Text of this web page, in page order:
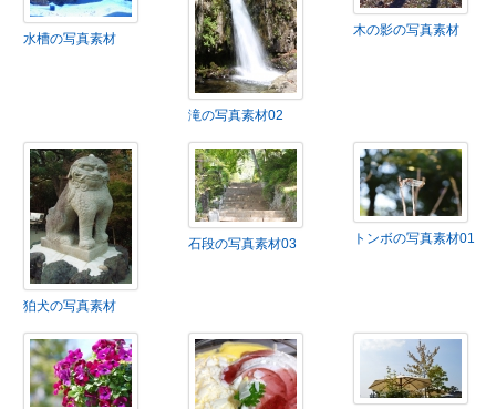
水槽の写真素材
滝の写真素材02
木の影の写真素材
狛犬の写真素材
石段の写真素材03 トンボの写真素材01